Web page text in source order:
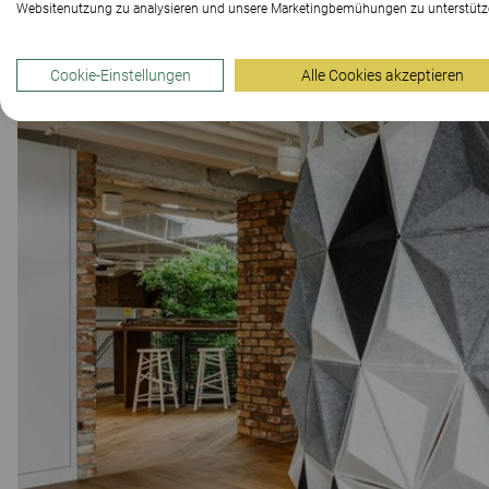
Websitenutzung zu analysieren und unsere Marketingbemühungen zu
Cookie-Einstellungen Alle Cookies akzeptieren